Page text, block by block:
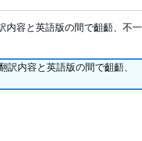
内容と英語版の間で齟齬、不一
内容と英語版の間で齟齬、